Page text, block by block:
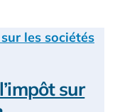
sur